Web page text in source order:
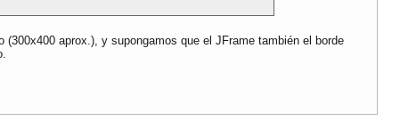
aprox.), y supongamos que el JFrame también el borde